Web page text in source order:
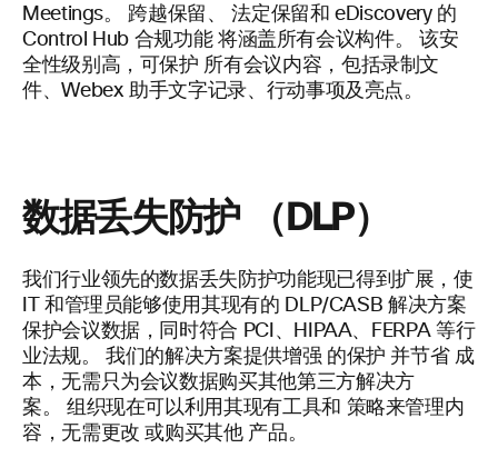
Meetings。
跨越保留、法定保留和 eDiscovery 的
Control Hub 合规功能 将涵盖所有会议构件。 该安
全性级别高，可保护 所有会议内容，包括录制文
件、Webex 助手文字记录、行动事项及亮点。
数据丢失防护 （DLP）
我们行业领先的数据丢失防护功能现已得到扩展，使
和管理员能够使用其现有的 DLP/CASB解决方案
保护会议数据，同时符合 PCI、HIPAA、FERPA 等行
业法规。 我们的解决方案提供增强 的保护 并节省 成
本，无需只为会议数据购买其他第三方解决方
案。 组织现在可以利用其现有工具和 策略来管理内
容，无需更改 或购买其他 产品。